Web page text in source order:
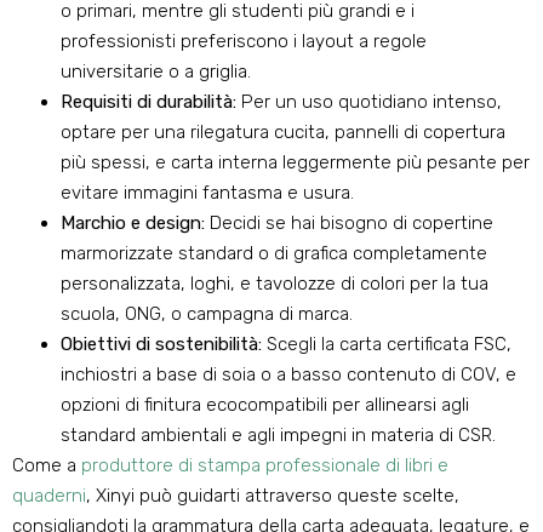
o primari, mentre gli studenti più grandi e i
professionisti preferiscono i layout a regole
universitarie o a griglia.
Requisiti di durabilità: Per un uso quotidiano intenso,
optare per una rilegatura cucita, pannelli di copertura
più spessi, e carta interna leggermente più pesante per
evitare immagini fantasma e usura.
Marchio e design: Decidi se hai bisogno di copertine
marmorizzate standard o di grafica completamente
personalizzata, loghi, e tavolozze di colori per la tua
scuola, ONG, o campagna di marca.
Obiettivi di sostenibilità: Scegli la carta certificata FSC,
inchiostri a base di soia o a basso contenuto di COV, e
opzioni di finitura ecocompatibili per allinearsi agli
standard ambientali e agli impegni in materia di CSR.
Come a produttore di stampa professionale di libri e
quaderni, Xinyi può guidarti attraverso queste scelte,
consigliandoti la grammatura della carta adeguata, legature, e